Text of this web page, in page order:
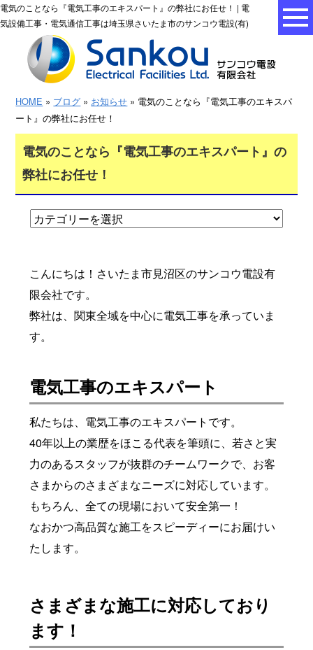
電気のことなら『電気工事のエキスパート』の弊社にお任せ！ | 電
気設備工事・電気通信工事は埼玉県さいたま市のサンコウ電設(有)
HOME » ブログ » お知らせ » 電気のことなら『電気工事のエキスパ
ート』の弊社にお任せ！
電気のことなら『電気工事のエキスパート』の
弊社にお任せ！
こんにちは！さいたま市見沼区のサンコウ電設有
限会社です。
弊社は、関東全域を中心に電気工事を承っていま
す。
電気工事のエキスパート
私たちは、電気工事のエキスパートです。
40年以上の業歴をほこる代表を筆頭に、若さと実
力のあるスタッフが抜群のチームワークで、お客
さまからのさまざまなニーズに対応しています。
もちろん、全ての現場において安全第一！
なおかつ高品質な施工をスピーディーにお届けい
たします。
さまざまな施工に対応しており
ます！